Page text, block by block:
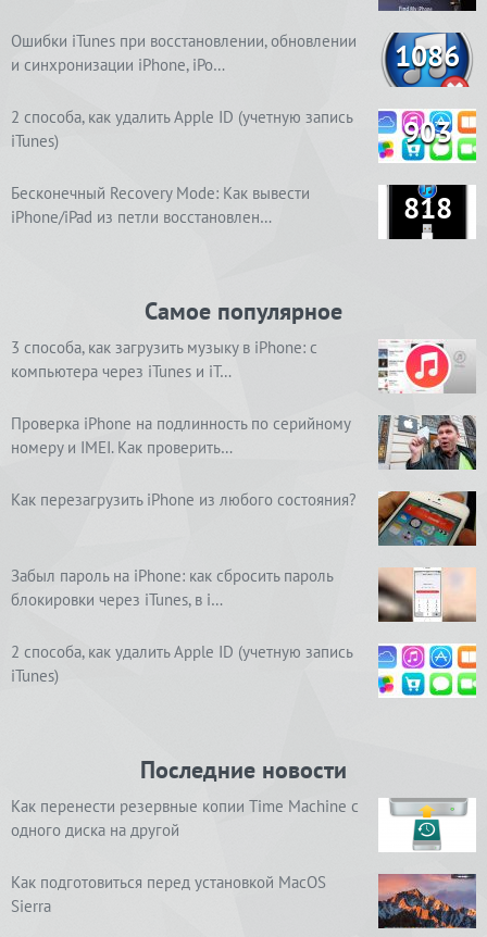
Ошибки iTunes при восстановлении, обновлении
и синхронизации iPhone, iPo…
1086
2 способа, как удалить Apple ID (учетную запись
iTunes)
903
Бесконечный Recovery Mode: Как вывести
iPhone/iPad из петли восстановлен…
818
Самое популярное
3 способа, как загрузить музыку в iPhone: с
компьютера через iTunes и iT…
Проверка iPhone на подлинность по серийному
номеру и IMEI. Как проверить…
Как перезагрузить iPhone из любого состояния?
Забыл пароль на iPhone: как сбросить пароль
блокировки через iTunes, в i…
2 способа, как удалить Apple ID (учетную запись
iTunes)
Последние новости
Как перенести резервные копии Time Machine с
одного диска на другой
Как подготовиться перед установкой MacOS
Sierra